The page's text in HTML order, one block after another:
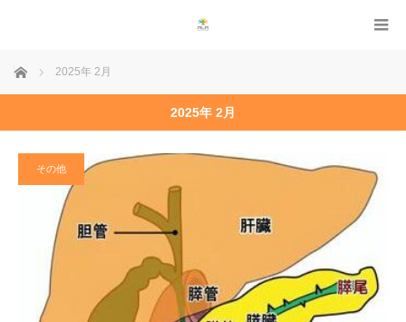
ホーム 2025年 2月
2025年 2月
その他